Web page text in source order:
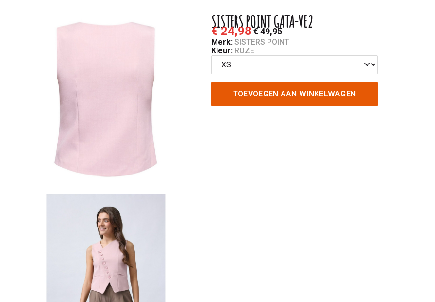
SISTERS POINT GATA-VE2
€ 24,98€ 49,95
Merk: SISTERS POINT
Kleur: ROZE
TOEVOEGEN AAN WINKELWAGEN